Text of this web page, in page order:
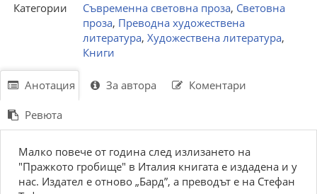
Категории
Съвременна световна проза, Световна
проза, Преводна художествена
литература, Художествена литература,
Книги
Анотация За автора Коментари
Ревюта
Малко повече от година след излизането на
"Пражкото гробище" в Италия книгата е издадена и у
нас. Издател е отново „Бард”, а преводът е на Стефан